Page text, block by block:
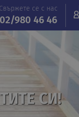
Свържете се с нас
02/980 46 46
СИ!